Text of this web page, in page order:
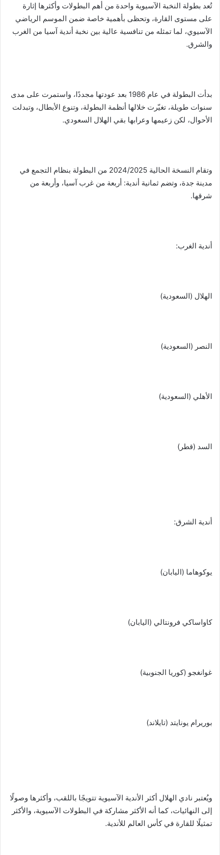
تُعد بطولة النخبة الآسيوية واحدة من أهم البطولات وأكثرها إثارة
على مستوى القارة، وتحظى بأهمية خاصة ضمن الموسم الرياضي
الآسيوي، لما تمثله من تنافسية عالية بين نخبة أندية آسيا من الغرب
والشرق.
بدأت البطولة في عام 1986 بعد عودتها مجددًا، واستمرت على مدى
سنوات طويلة، تغيّرت خلالها أنظمة البطولة، وتنوع الأبطال، وتبدلت
الأحوال، لكن زعيمها وعرابها بقي الهلال السعودي.
وتقام النسخة الحالية 2024/2025 من البطولة بنظام التجمع في
مدينة جدة، وتضم ثمانية أندية: أربعة من غرب آسيا، وأربعة من
شرقها.
أندية الغرب:
الهلال (السعودية)
النصر (السعودية)
الأهلي (السعودية)
السد (قطر)
أندية الشرق:
يوكوهاما (اليابان)
كاواساكي فرونتالي (اليابان)
غوانغجو (كوريا الجنوبية)
بوريرام يونايتد (تايلاند)
ويُعتبر نادي الهلال أكثر الأندية الآسيوية تتويجًا باللقب، وأكثرها وصولًا
إلى النهائيات، كما أنه الأكثر مشاركة في البطولات الآسيوية، والأكثر
تمثيلًا للقارة في كأس العالم للأندية.